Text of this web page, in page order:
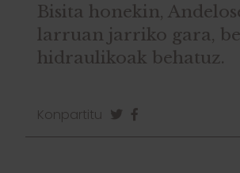
Bisita honekin,
larruan jarriko gara,
hidraulikoak behatuz.
Konpartitu